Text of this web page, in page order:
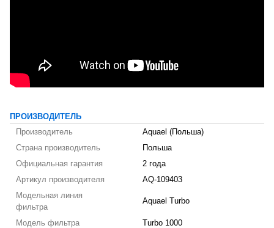
ПРОИЗВОДИТЕЛЬ
Производитель
Aquael (Польша)
Страна производитель
Польша
Официальная гарантия
2 года
Артикул производителя
AQ-109403
Модельная линия
фильтра
Aquael Turbo
Модель фильтра
Turbo 1000